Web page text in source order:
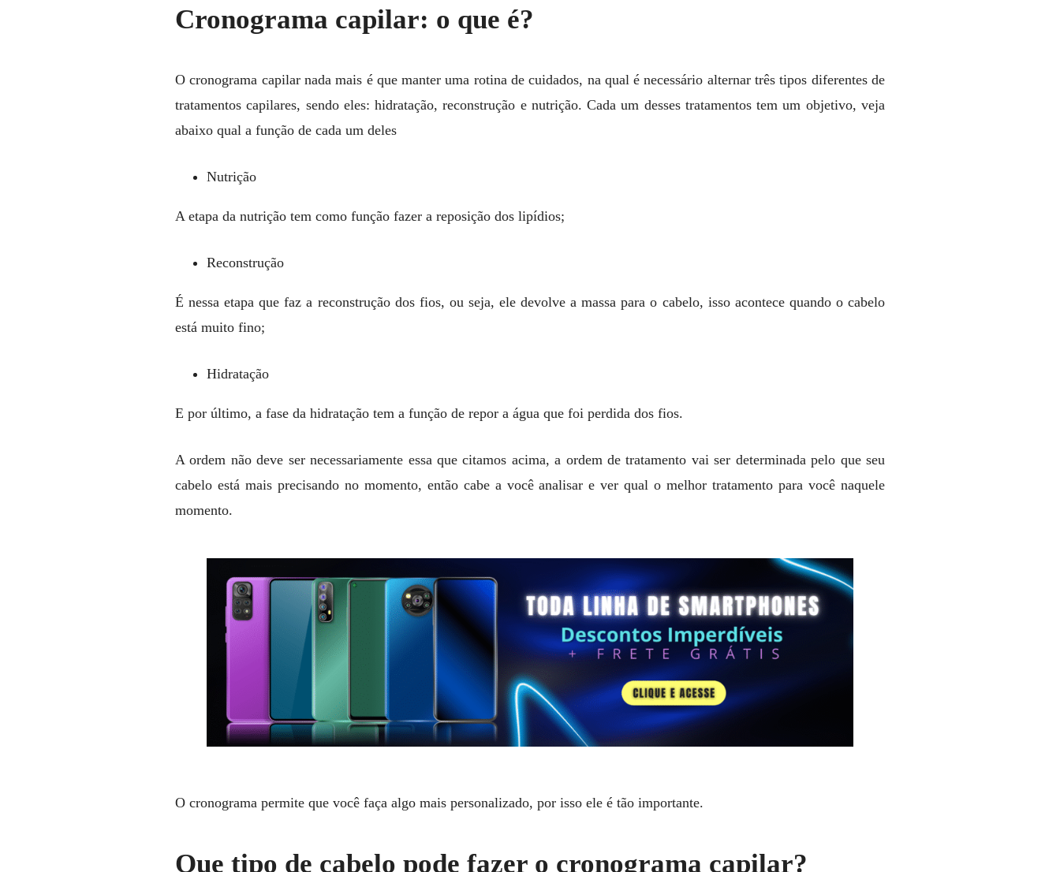
Cronograma capilar: o que é?
O cronograma capilar nada mais é que manter uma rotina de cuidados, na qual é necessário alternar três tipos diferentes de
tratamentos capilares, sendo eles: hidratação, reconstrução e nutrição. Cada um desses tratamentos tem um objetivo, veja
abaixo qual a função de cada um deles
Nutrição
A etapa da nutrição tem como função fazer a reposição dos lipídios;
Reconstrução
É nessa etapa que faz a reconstrução dos fios, ou seja, ele devolve a massa para o cabelo, isso acontece quando o cabelo
está muito fino;
Hidratação
E por último, a fase da hidratação tem a função de repor a água que foi perdida dos fios.
A ordem não deve ser necessariamente essa que citamos acima, a ordem de tratamento vai ser determinada pelo que seu
cabelo está mais precisando no momento, então cabe a você analisar e ver qual o melhor tratamento para você naquele
momento.
O cronograma permite que você faça algo mais personalizado, por isso ele é tão importante.
Que tipo de cabelo pode fazer o cronograma capilar?